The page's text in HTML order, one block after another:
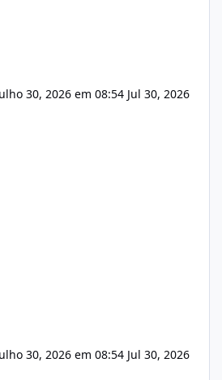
30, 2026 em 08:54 Jul 30, 2026
30, 2026 em 08:54 Jul 30, 2026